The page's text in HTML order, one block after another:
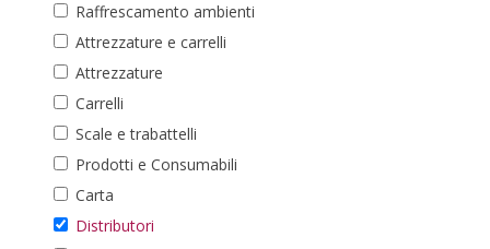
Raffrescamento ambienti
Attrezzature e carrelli
Attrezzature
Carrelli
Scale e trabattelli
Prodotti e Consumabili
Carta
Distributori